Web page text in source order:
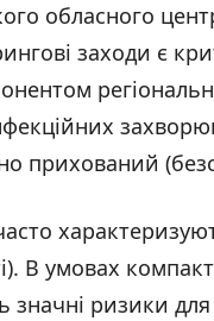
обласного
заходи є
прихований
В умовах
значні ризики